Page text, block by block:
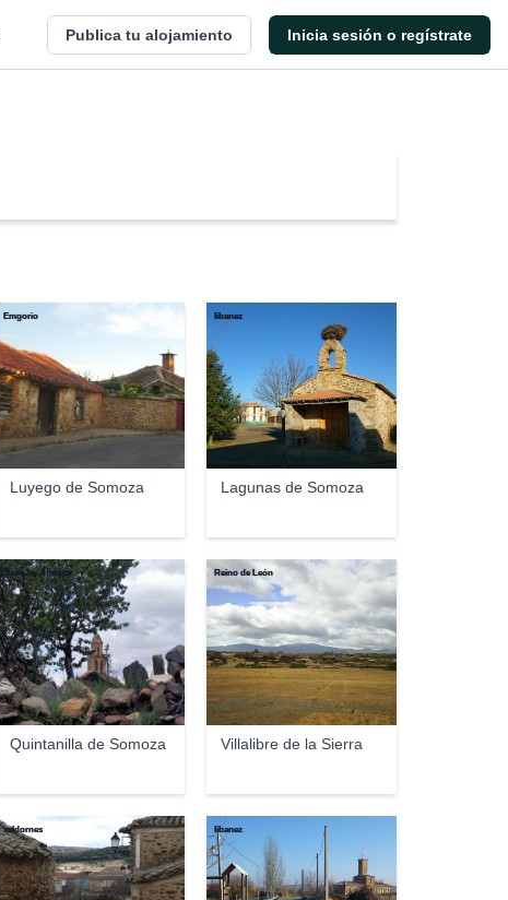
Publica tu alojamiento Inicia sesión o regístrate
Luyego de Somoza
Emgorio
Lagunas de Somoza
libanez
Quintanilla de Somoza
Juan Jo. Andújar
Villalibre de la Sierra
Reino de León
valdornes libanez